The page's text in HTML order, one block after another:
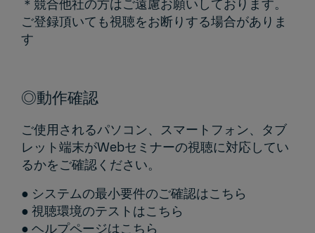
＊競合他社の方はご遠慮お願いしております。
ご登録頂いても視聴をお断りする場合がありま
す
◎動作確認
ご使用されるパソコン、スマートフォン、タブ
レット端末がWebセミナーの視聴に対応してい
るかをご確認ください。
● システムの最小要件のご確認はこちら
● 視聴環境のテストはこちら
● ヘルプページはこちら